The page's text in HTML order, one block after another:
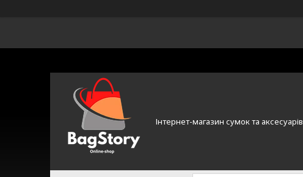
Інтернет-магазин сумок та аксесуарів